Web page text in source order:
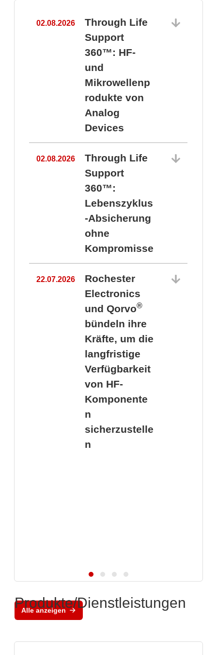
02.08.2026
Through Life
Support
360™: HF-
und
Mikrowellenp
rodukte von
Analog
Devices
02.08.2026
Through Life
Support
360™:
Lebenszyklus
-Absicherung
ohne
Kompromisse
22.07.2026
Rochester
Electronics
und Qorvo®
bündeln ihre
Kräfte, um die
langfristige
Verfügbarkeit
von HF-
Komponente
n
sicherzustelle
n
Alle anzeigen
Produkte/Dienstleistungen